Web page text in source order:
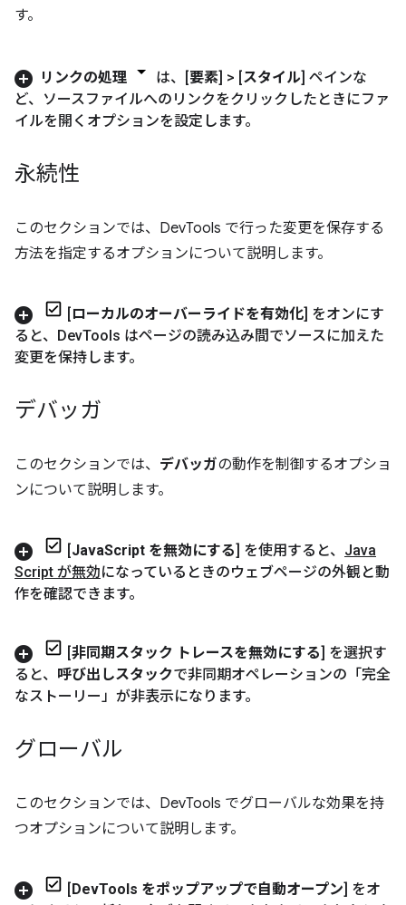
す。
リンクの処理 は、[ 要素 ] > [ スタイル ] ペインな
ど、ソースファイルへのリンクをクリックしたときにファ
イルを開くオプションを設定します。
永続性
このセクションでは、DevTools で行った変更を保存する
方法を指定するオプションについて説明します。
ローカルのオーバーライドを有効化 ] をオンにす
ると、DevTools はページの読み込み間でソースに加えた
変更を保持します。
デバッガ
このセクションでは、 デバッガの動作を制御するオプショ
ンについて説明します。
JavaScript を無効にする ] を使用すると、 Java
Script が無効になっているときのウェブページの外観と動
作を確認できます。
非同期スタック トレースを無効にする
] を選択す
ると、 呼び出しスタックで非同期オペレーションの「完全
なストーリー」が非表示になります。
グローバル
このセクションでは、DevTools でグローバルな効果を持
つオプションについて説明します。
DevTools をポップアップで自動オープン ] をオ